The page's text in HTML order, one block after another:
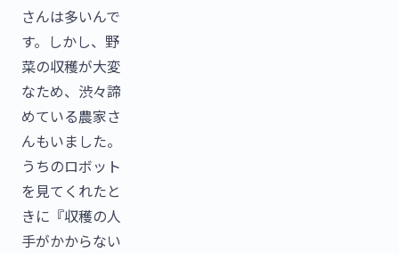
さんは多いんで
す。しかし、野
菜の収穫が大変
なため、渋々諦
めている農家さ
んもいました。
うちのロボット
を見てくれたと
きに『収穫の人
手がかからない